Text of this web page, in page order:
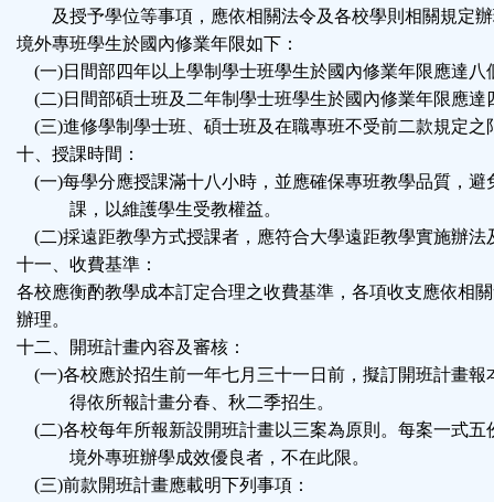
及授予學位等事項，應依相關法令及各校學則相關規定
境外專班學生於國內修業年限如下：
(一)日間部四年以上學制學士班學生於國內修業年限應達八
(二)日間部碩士班及二年制學士班學生於國內修業年限應達
(三)進修學制學士班、碩士班及在職專班不受前二款規定之
十、授課時間：
(一)每學分應授課滿十八小時，並應確保專班教學品質，避
課，以維護學生受教權益。
(二)採遠距教學方式授課者，應符合大學遠距教學實施辦法
十一、收費基準：
各校應衡酌教學成本訂定合理之收費基準，各項收支應依相
辦理。
十二、開班計畫內容及審核：
(一)各校應於招生前一年七月三十一日前，擬訂開班計畫報
得依所報計畫分春、秋二季招生。
(二)各校每年所報新設開班計畫以三案為原則。每案一式五
境外專班辦學成效優良者，不在此限。
(三)前款開班計畫應載明下列事項：